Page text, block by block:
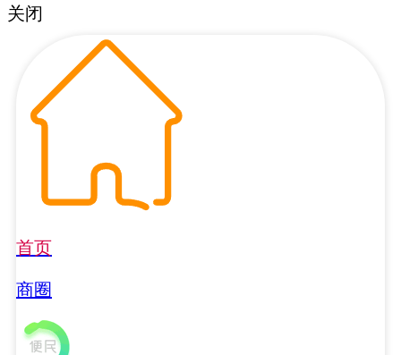
关闭
首页
商圈